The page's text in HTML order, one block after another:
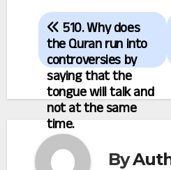
Post
navigation
510. Why does
the Quran run into
controversies by
saying that the
tongue will talk and
not at the same
time.
By